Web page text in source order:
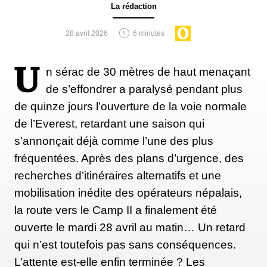
corps actif, ce qui est la seule façon de survivre à
cette altitude.
Dix mois plus tard, le 10 octobre 1988, j'ai de
nouveau atteint le sommet de l'Everest avec une
équipe catalane. Mon sixième sommet, en 1990,
c'est avec la première expédition de l'armée népalaise
que je l'ai fait. J'ai aussi accompagné la première
expédition chilienne réussie au sommet du monde
au printemps 1992 et une équipe espagnole en
1993.
Ma seule ascension de l'Everest depuis le nord du
La rédaction
28 avril 2026 6 minutes
U n sérac de 30 mètres de haut menaçant
de s’effondrer a paralysé pendant plus
de quinze jours l’ouverture de la voie normale
de l’Everest, retardant une saison qui
s’annonçait déjà comme l’une des plus
fréquentées. Après des plans d’urgence, des
recherches d’itinéraires alternatifs et une
mobilisation inédite des opérateurs népalais,
la route vers le Camp II a finalement été
ouverte le mardi 28 avril au matin… Un retard
qui n’est toutefois pas sans conséquences.
L’attente est-elle enfin terminée ? Les